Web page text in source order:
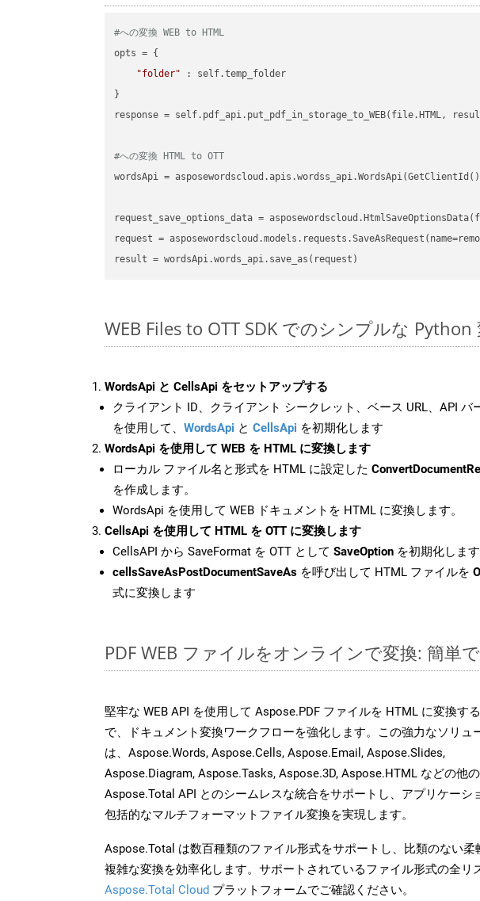
#への変換 WEB to HTML
opts = {
"folder" : self.temp_folder
}
response = self.pdf_api.put_pdf_in_storage_to_WEB(file.HTML,
#への変換 HTML to OTT
wordsApi =
request_save_options_data =
request =
WEB Files to OTT SDK でのシンプルな Python
WordsApi と CellsApi をセットアップする
クライアント ID、クライアント シークレット、ベース URL、API バ
を使用して、 WordsApi と CellsApi を初期化します
WordsApi を使用して WEB を HTML に変換します
ローカル ファイル名と形式を HTML に設定した
を作成します。
WordsApi を使用して WEB ドキュメントを HTML に変換します。
CellsApi を使用して HTML を OTT に変換します
CellsAPI から SaveFormat を OTT として SaveOption を初期化します
cellsSaveAsPostDocumentSaveAs を呼び出して HTML ファイルを
式に変換します
PDF WEB ファイルをオンラインで変換: 簡単
堅牢な WEB API を使用して Aspose.PDF ファイルを HTML に変換す
で、ドキュメント変換ワークフローを強化します。この強力なソリュ
は、Aspose.Words, Aspose.Cells, Aspose.Email, Aspose.Slides,
Aspose.Diagram, Aspose.Tasks, Aspose.3D, Aspose.HTML などの他の
Aspose.Total API とのシームレスな統合をサポートし、アプリケーシ
包括的なマルチフォーマットファイル変換を実現します。
Aspose.Total は数百種類のファイル形式をサポートし、比類のない柔
複雑な変換を効率化します。サポートされているファイル形式の全リ
Aspose.Total Cloud プラットフォームでご確認ください。